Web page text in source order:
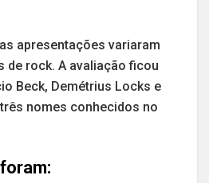
apresentações variaram
de rock. A avaliação ficou
Beck, Demétrius Locks e
nomes conhecidos no